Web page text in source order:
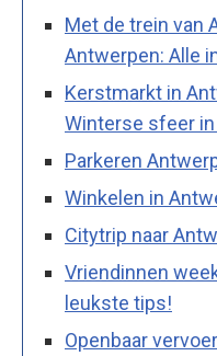
Met de trein van
Antwerpen: Alle
Kerstmarkt in
Winterse sfeer in
Parkeren
Winkelen in
Citytrip naar
Vriendinnen
leukste tips!
Openbaar